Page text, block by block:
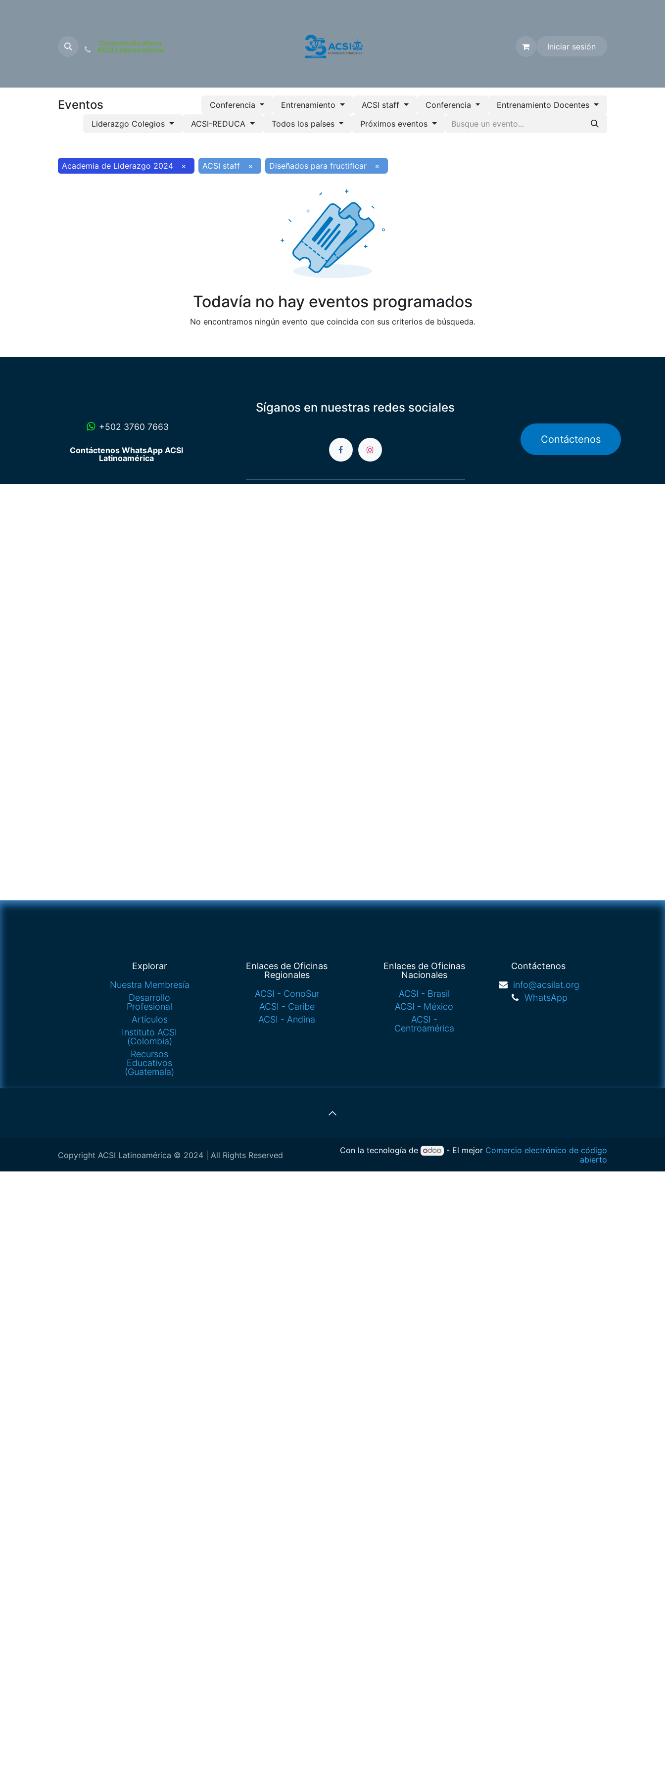
Comunícate ahora
ACSI Latinoamérica
Iniciar sesión
Eventos Conferencia Entrenamiento ACSI staff Conferencia
Entrenamiento Docentes
Liderazgo Colegios
ACSI-REDUCA Todos los países Próximos eventos
Academia de Liderazgo 2024 × ACSI staff × Diseñados para fructificar ×
Todavía no hay eventos programados
No encontramos ningún evento que coincida con sus criterios de búsqueda.
Síganos en nuestras redes sociales
+502 3760 7663
Contáctenos WhatsApp ACSI
Latinoamérica
Contáctenos
Contáctenos
info@acsilat.org
WhatsApp
Enlaces de Oficinas
Regionales
ACSI - ConoSur
ACSI - Caribe
ACSI - Andina
Enlaces de Oficinas
Nacionales
ACSI - Brasil
ACSI - México
ACSI -
Centroamérica
Explorar
Nuestra Membresía
Desarrollo
Profesional
Artículos
Instituto ACSI
(Colombia)
Recursos
Educativos
(Guatemala)
Copyright ACSI Latinoamérica © 2024 | All Rights Reserved Con la tecnología de - El mejor Comercio electrónico de código
abierto